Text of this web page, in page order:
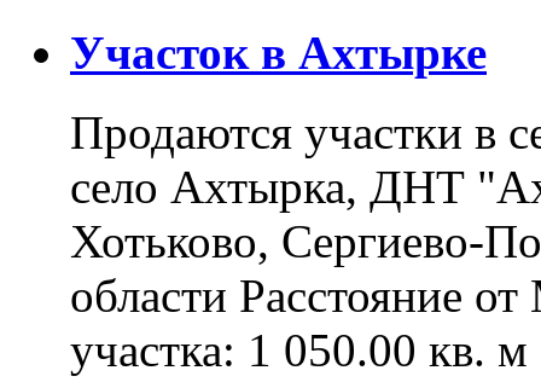
Участок в Ахтырке
Продаются участки в
село Ахтырка, ДНТ
Хотьково, Сергиево-
области Расстояние
участка: 1 050.00 кв.